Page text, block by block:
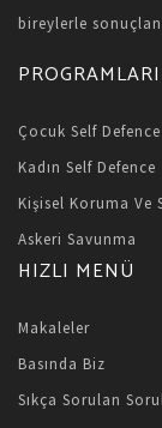
bireylerle
Çocuk Self Defence
Kadın Self Defence
Kişisel Koruma Ve
Askeri Savunma
HIZLI MENÜ
Makaleler
Basında Biz
Sıkça Sorulan